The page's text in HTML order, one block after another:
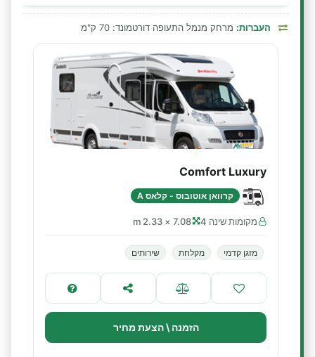
העברות: מרחק מנמל התעופה דורטמונד: 70 ק"מ
Comfort Luxury
קרוואן אוטובוס - קלאס A
מקומות שינה 4 7.08 × 2.33 m
מזגן קדמי מקלחת שירותים
הזמנה \ הצעת מחיר